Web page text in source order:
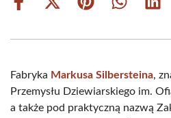
Share
Share
(Twitter)
Share Share
Fabryka Markusa Silbersteina,
Przemysłu Dziewiarskiego im.
a także pod praktyczną nazwą